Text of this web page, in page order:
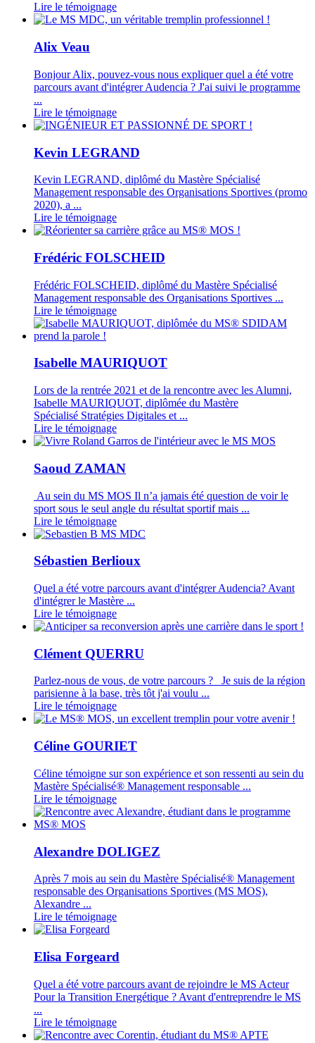
Lire le témoignage
Alix Veau
Bonjour Alix, pouvez-vous nous expliquer quel a été votre
parcours avant d'intégrer Audencia ? J'ai suivi le programme
...
Lire le témoignage
Kevin LEGRAND
Kevin LEGRAND, diplômé du Mastère Spécialisé
Management responsable des Organisations Sportives (promo
2020), a ...
Lire le témoignage
Frédéric FOLSCHEID
Frédéric FOLSCHEID, diplômé du Mastère Spécialisé
Management responsable des Organisations Sportives ...
Lire le témoignage
Isabelle MAURIQUOT
Lors de la rentrée 2021 et de la rencontre avec les Alumni,
Isabelle MAURIQUOT, diplômée du Mastère
Spécialisé Stratégies Digitales et ...
Lire le témoignage
Saoud ZAMAN
Au sein du MS MOS Il n’a jamais été question de voir le
sport sous le seul angle du résultat sportif mais ...
Lire le témoignage
Sébastien Berlioux
Quel a été votre parcours avant d'intégrer Audencia? Avant
d'intégrer le Mastère ...
Lire le témoignage
Clément QUERRU
Parlez-nous de vous, de votre parcours ? Je suis de la région
parisienne à la base, très tôt j'ai voulu ...
Lire le témoignage
Céline GOURIET
Céline témoigne sur son expérience et son ressenti au sein du
Mastère Spécialisé® Management responsable ...
Lire le témoignage
Alexandre DOLIGEZ
Après 7 mois au sein du Mastère Spécialisé® Management
responsable des Organisations Sportives (MS MOS),
Alexandre ...
Lire le témoignage
Elisa Forgeard
Quel a été votre parcours avant de rejoindre le MS Acteur
Pour la Transition Energétique ? Avant d'entreprendre le MS
...
Lire le témoignage